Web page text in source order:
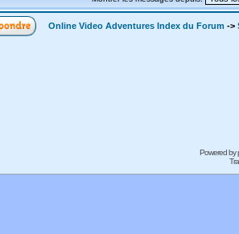
Online Video Adventures Index du Forum ->
Powered by